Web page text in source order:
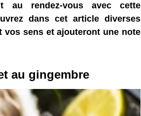
au rendez-vous avec cette
dans cet article diverses
vos sens et ajouteront une note
au gingembre